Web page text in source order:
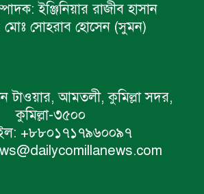
ইঞ্জিনিয়ার রাজীব হাসান
মোঃ সোহরাব হোসেন (সুমন)
টাওয়ার, আমতলী, কুমিল্লা সদর,
কুমিল্লা-৩৫০০
+৮৮০১৭১৭৯৬০০৯৭